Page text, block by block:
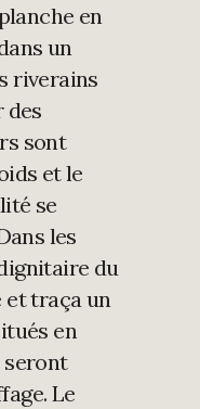
en
un
riverains
des
sont
et le
se
les
du
traça un
en
seront
Le